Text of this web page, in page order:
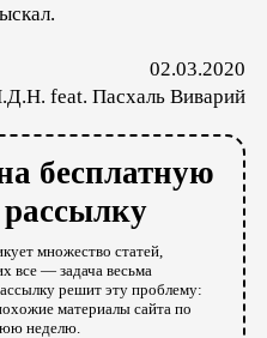
02.03.2020
feat. Пасхаль Виварий
бесплатную
множество статей,
все — задача весьма
решит эту проблему:
материалы сайта по
неделю.